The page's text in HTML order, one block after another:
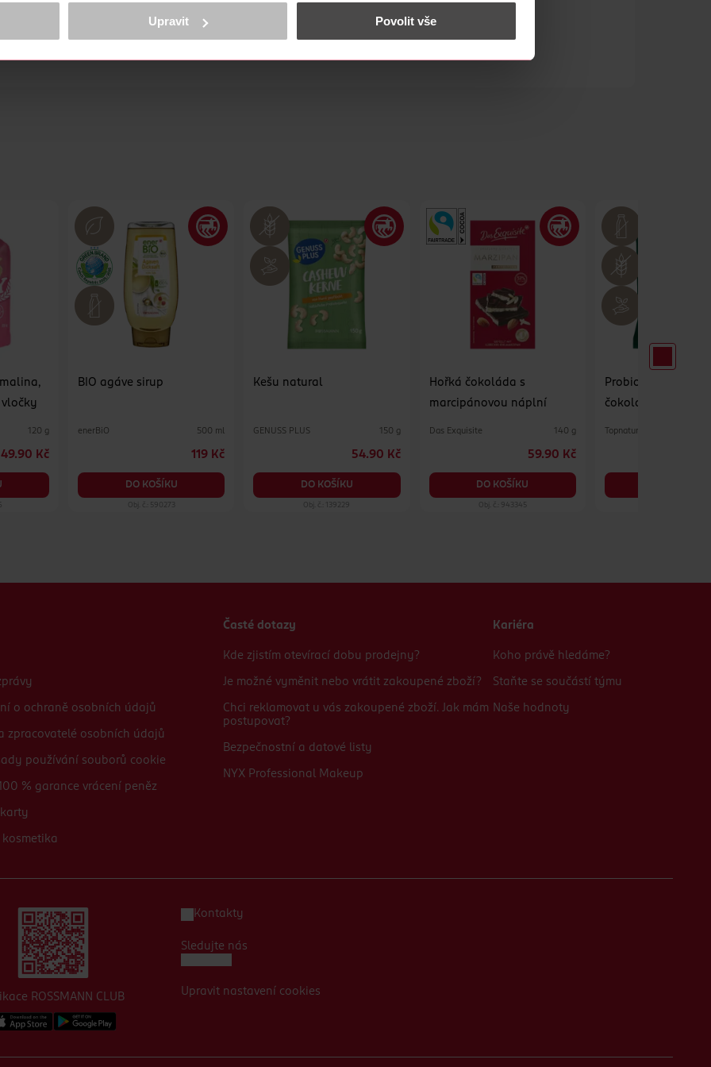
osobních údajů.
<
Upravit Povolit vše
manga
vločky
120 g
49.90 Kč
BIO agáve sirup
enerBiO 500 ml
119 Kč
DO KOŠÍKU
Obj. č.: 590273
Kešu natural
GENUSS PLUS 150 g
54.90 Kč
DO KOŠÍKU
Obj. č.: 139229
Hořká čokoláda s
marcipánovou náplní
Das Exquisite 140 g
59.90 Kč
DO KOŠÍKU
Obj. č.: 943345
Probio kaše banán
čokoládou
Topnatur
o ochraně osobních údajů
zpracovatelé osobních údajů
používání souborů cookie
% garance vrácení peněz
kosmetika
Časté dotazy
Kde zjistím otevírací dobu prodejny?
Je možné vyměnit nebo vrátit zakoupené zboží?
Chci reklamovat u vás zakoupené zboží. Jak mám
postupovat?
Bezpečnostní a datové listy
NYX Professional Makeup
Kariéra
Koho právě hledáme?
Staňte se součástí týmu
Naše hodnoty
ROSSMANN CLUB
Kontakty
Sledujte nás
Upravit nastavení cookies